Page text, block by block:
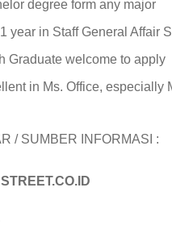
degree form any major
year in Staff General Affair
Graduate welcome to apply
in Ms. Office, especially
/ SUMBER INFORMASI :